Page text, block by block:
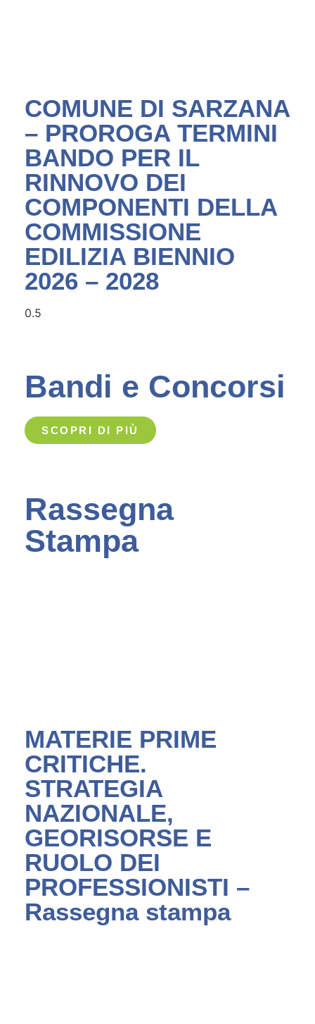
COMUNE DI SARZANA
– PROROGA TERMINI
BANDO PER IL
RINNOVO DEI
COMPONENTI DELLA
COMMISSIONE
EDILIZIA BIENNIO
2026 – 2028
Bandi e Concorsi
SCOPRI DI PIÙ
Rassegna
Stampa
MATERIE PRIME
CRITICHE.
STRATEGIA
NAZIONALE,
GEORISORSE E
RUOLO DEI
PROFESSIONISTI –
Rassegna stampa